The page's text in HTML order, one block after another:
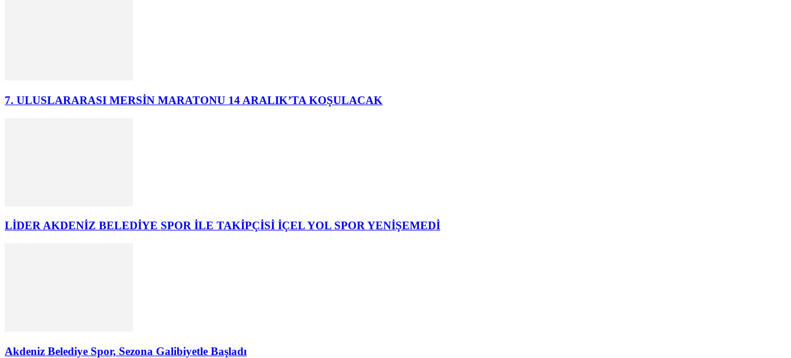
7. ULUSLARARASI MERSİN MARATONU 14 ARALIK’TA KOŞULACAK
LİDER AKDENİZ BELEDİYE SPOR İLE TAKİPÇİSİ İÇEL YOL SPOR YENİŞEMEDİ
Akdeniz Belediye Spor, Sezona Galibiyetle Başladı